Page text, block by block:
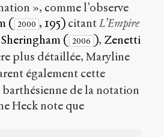
», comme l’observe
( 2000 , 195) citantL’Empire
Sheringham ( 2006 ), Zenetti
plus détaillée, Maryline
également cette
de la notation
Heck note que